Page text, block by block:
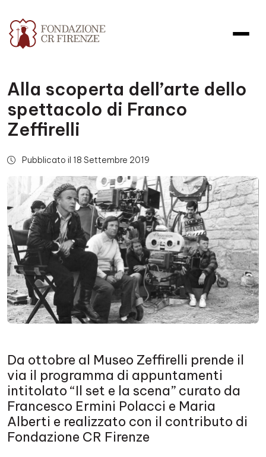
Alla scoperta dell’arte dello
spettacolo di Franco
Zeffirelli
Pubblicato il 18 Settembre 2019
Da ottobre al Museo Zeffirelli prende il
via il programma di appuntamenti
intitolato “Il set e la scena” curato da
Francesco Ermini Polacci e Maria
Alberti e realizzato con il contributo di
Fondazione CR Firenze